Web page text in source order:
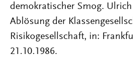
demokratischer Smog.
Ablösung der
Risikogesellschaft, in:
21.10.1986.